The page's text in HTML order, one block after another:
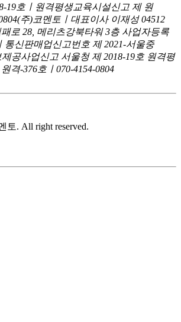
19호ㅣ원격평생교육시설신고 제 원
(주)코멘토ㅣ대표이사 이재성 04512
로 28, 메리츠강북타워 3층 사업자등록
통신판매업신고번호 제 2021-서울중
공사업신고 서울청 제 2018-19호 원격평
격-376호ㅣ070-4154-0804
토. All right reserved.